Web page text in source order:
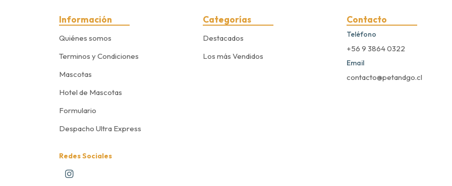
Información
Quiénes somos
Terminos y Condiciones
Mascotas
Hotel de Mascotas
Formulario
Despacho Ultra Express
Categorías
Destacados
Los más Vendidos
Contacto
Teléfono
+56 9 3864 0322
Email
contacto@petandgo.cl
Redes Sociales